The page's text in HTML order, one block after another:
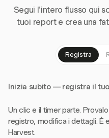
Segui l'intero flusso qui
tuoi report e crea una
Registra
Inizia subito — registra il
Un clic e il timer parte.
registro, modifica i dettagli. È
Harvest.